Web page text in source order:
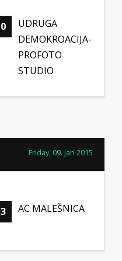
0
UDRUGA
DEMOKROACIJA-
PROFOTO
STUDIO
Friday, 09. jan 2015
3 AC MALEŠNICA